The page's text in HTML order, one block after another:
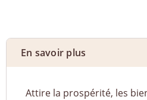
En savoir plus
Attire la prospérité, les